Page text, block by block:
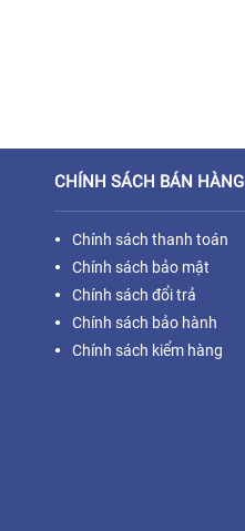
CHÍNH SÁCH BÁN HÀNG
Chính sách thanh toán
Chính sách bảo mật
Chính sách đổi trả
Chính sách bảo hành
Chính sách kiểm hàng